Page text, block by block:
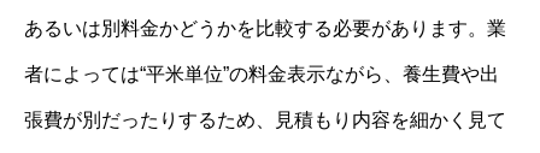
あるいは別料金かどうかを比較する必要があります。業
者によっては“平米単位”の料金表示ながら、養生費や出
張費が別だったりするため、見積もり内容を細かく見て